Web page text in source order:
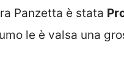
Panzetta è stata
le è valsa una